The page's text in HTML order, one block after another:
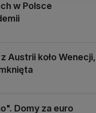
w Polsce
Austrii koło Wenecji,
Domy za euro